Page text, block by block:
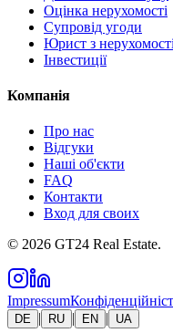
Оцінка нерухомості
Супровід угоди
Юрист з нерухомості
Інвестиції
Компанія
Про нас
Відгуки
Наші об'єкти
FAQ
Контакти
Вход для своих
© 2026 GT24 Real Estate.
Impressum
DE RU EN UA